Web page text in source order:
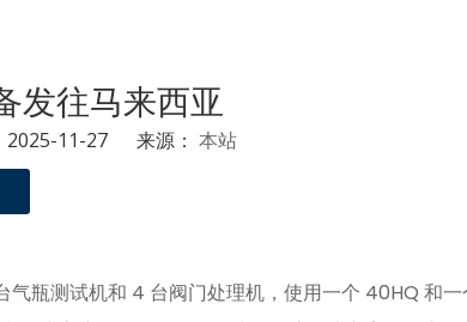
发往马来西亚
11-27 来源： 本站
瓶测试机和 4 台阀门处理机，使用一个 40HQ 和一